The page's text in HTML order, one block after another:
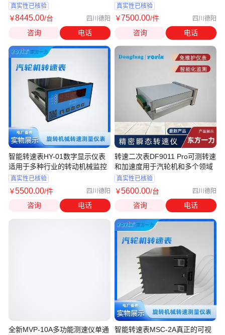
真实性已核验
￥8445.00/台 四川德阳
咨询 电话
智能转速表HY-01数字显示仪表
适用于多种行业的转动机械监控
真实性已核验
￥5500.00/件 四川德阳
咨询 电话
全新MVP-10A多功能测速仪单通
真实性已核验
￥7500.00/件 四川德阳
咨询 电话
转速二次表DF9011 Pro可测转速
和加速度用于汽轮机和多个领域
真实性已核验
￥5600.00/台 四川德阳
咨询 电话
智能转速表MSC-2A真正的可视